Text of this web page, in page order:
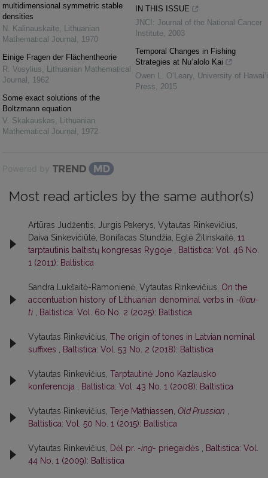
multidimensional symmetric stable
densities
N. Kalinauskaitė Lithuanian
Mathematical Journal
1970
Einige Fragen der Flächentheorie
R. Vosylius
Lithuanian Mathematical
Journal
1962
Some exact solutions of the
Boltzmann equation
V. Skakauskas
Lithuanian
Mathematical Journal
1972
IN THIS ISSUE
JNCI: Journal of the National Cancer
Institute 2003
Temporal Changes in Fishing
Strategies at Nu‘alolo Kai
Owen L. O’Leary University of Hawai‘i
Press
2015
Powered by
Most read articles by the same author(s)
Artūras Judžentis, Jurgis Pakerys, Vytautas Rinkevičius,
Daiva Sinkevičiūtė, Bonifacas Stundžia, Eglė Žilinskaitė, 11
tarptautinis baltistų kongresas Rygoje
Baltistica: Vol. 46 No.
1 (2011): Baltistica
Sandra Lukšaitė-Ramonienė, Vytautas Rinkevičius, On the
accentuation history of Lithuanian denominal verbs in -(i)au-
ti
Baltistica: Vol. 60 No. 2 (2025): Baltistica
Vytautas Rinkevičius, The origin of tones in Latvian nominal
suffixes
Baltistica: Vol. 53 No. 2 (2018): Baltistica
Vytautas Rinkevičius, Tarptautinė Jono Kazlausko
konferencija
Baltistica: Vol. 43 No. 1 (2008): Baltistica
Vytautas Rinkevičius, Terje Mathiassen, Old Prussian
Baltistica: Vol. 50 No. 1 (2015): Baltistica
Vytautas Rinkevičius, Dėl pr. -ing- priegaidės
Baltistica: Vol.
44 No. 1 (2009): Baltistica